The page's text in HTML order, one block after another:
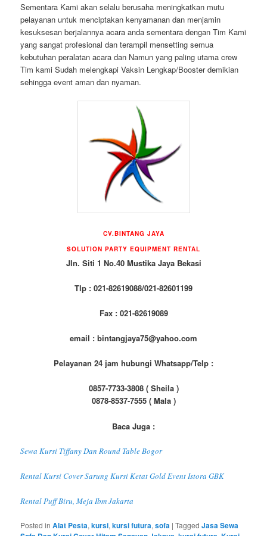
Sementara Kami akan selalu berusaha meningkatkan mutu
pelayanan untuk menciptakan kenyamanan dan menjamin
kesuksesan berjalannya acara anda sementara dengan Tim Kami
yang sangat profesional dan terampil mensetting semua
kebutuhan peralatan acara dan Namun yang paling utama crew
Tim kami Sudah melengkapi Vaksin Lengkap/Booster demikian
sehingga event aman dan nyaman.
CV.BINTANG JAYA
SOLUTION PARTY EQUIPMENT RENTAL
Jln. Siti 1 No.40 Mustika Jaya Bekasi
Tlp : 021-82619088/021-82601199
Fax : 021-82619089
email : bintangjaya75@yahoo.com
Pelayanan 24 jam hubungi Whatsapp/Telp :
0857-7733-3808 ( Sheila )
0878-8537-7555 ( Mala )
Baca Juga :
Sewa Kursi Tiffany Dan Round Table Bogor
Rental Kursi Cover Sarung Kursi Ketat Gold Event Istora GBK
Rental Puff Biru, Meja Ibm Jakarta
Posted in Alat Pesta,kursi,kursi futura,sofa |Tagged Jasa Sewa